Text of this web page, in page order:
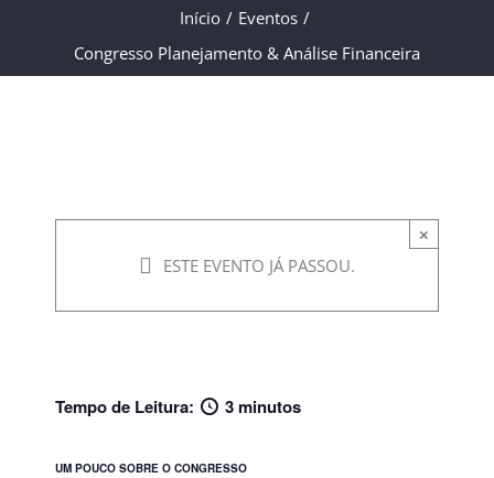
Início / Eventos /
Congresso Planejamento & Análise Financeira
×
ESTE EVENTO JÁ PASSOU.
Congresso
17 de outubro de 2023 -
09:00à18:00
Tempo de Leitura: 3 minutos
UM POUCO SOBRE O CONGRESSO